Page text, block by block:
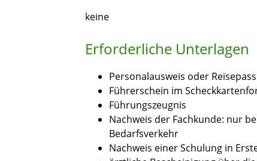
keine
Erforderliche Unterlagen
Personalausweis oder Reisepass
Führerschein im
Führungszeugnis
Nachweis der Fachkunde: nur
Bedarfsverkehr
Nachweis einer Schulung in